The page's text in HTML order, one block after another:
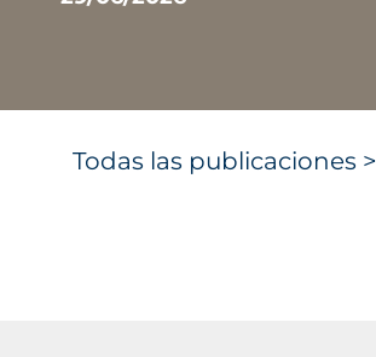
Todas las publicaciones >